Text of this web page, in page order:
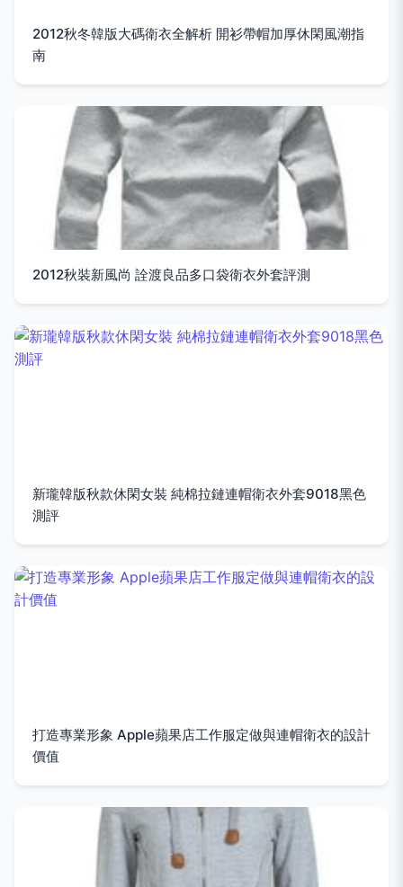
2012秋冬韓版大碼衛衣全解析 開衫帶帽加厚休閑風潮指
南
2012秋裝新風尚 詮渡良品多口袋衛衣外套評測
新瓏韓版秋款休閑女裝 純棉拉鏈連帽衛衣外套9018黑色
測評
打造專業形象 Apple蘋果店工作服定做與連帽衛衣的設計
價值